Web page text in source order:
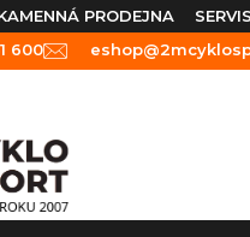
PRODEJNA SERVIS
600